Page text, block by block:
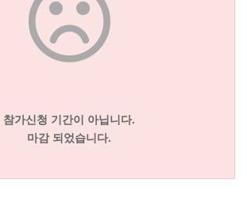
참가신청 기간이 아닙니다.
마감 되었습니다.